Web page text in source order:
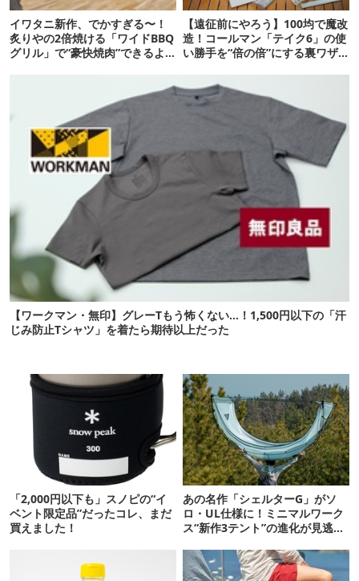
イワタニ新作、でかすぎる〜！
炙りやの2倍焼ける「ワイドBBQ
グリル」で“豪快焼肉”できるよ
【遠征前にやろう】100均で魔改
造！コールマン「テイク6」の使
い勝手を“倍の倍”にする裏ワザ6
【ワークマン・無印】グレーTもう怖くない…！1,500円以下の「汗
じみ防止Tシャツ」を着たら期待以上だった
「2,000円以下も」スノピの“イ
ベント限定品”だったコレ、まだ
買えました！
あの名作「シェルターG」がソ
ロ・UL仕様に！ミニマルワーク
ス“新作3テント”の進化が見逃せ